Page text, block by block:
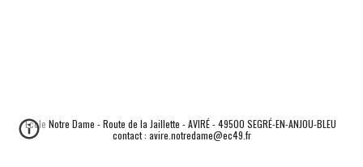
Ecole Notre Dame - Route de la Jaillette - AVIRÉ - 49500 SEGRÉ-EN-ANJOU-BLEU
contact : avire.notredame@ec49.fr